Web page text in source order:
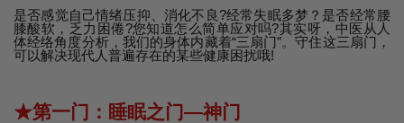
是否感觉自己情绪压抑、消化不良?经常失眠多梦？是否经常腰
膝酸软，乏力困倦?您知道怎么简单应对吗?其实呀，中医从人
体经络角度分析，我们的身体内藏着“三扇门”。守住这三扇门，
可以解决现代人普遍存在的某些健康困扰哦!
★第一门：睡眠之门—神门